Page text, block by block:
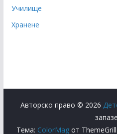
Училище
Хранене
Авторско право © 2026
Тема: ColorMagот